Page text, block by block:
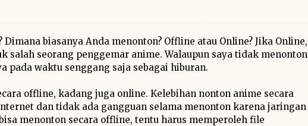
biasanya Anda menonton? Offline atau Online? Jika Online,
salah seorang penggemar anime. Walaupun saya tidak menonton
pada waktu senggang saja sebagai hiburan.
offline, kadang juga online. Kelebihan nonton anime secara
dan tidak ada gangguan selama menonton karena jaringan
menonton secara offline, tentu harus memperoleh file